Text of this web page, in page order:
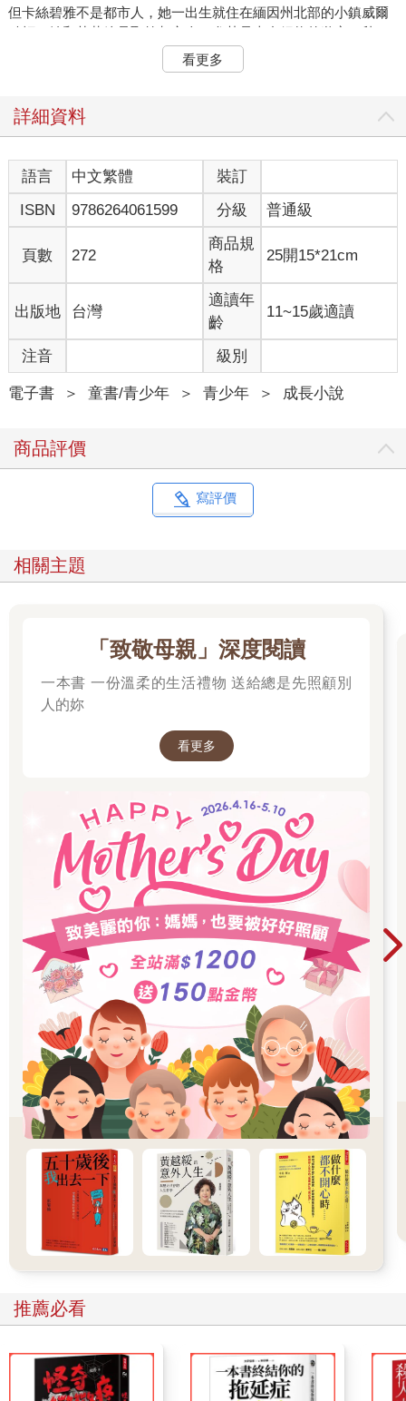
但卡絲碧雅不是都市人，她一出生就住在緬因州北部的小鎮威爾
默頓。她和艾莉總是取笑都市人，尤其是來自紐約的遊客。秋
天，樹葉一變色，這些遊客就像蝗蟲一樣湧到威爾默頓，說著這
樣的話：「喔，看！多有特色啊！」
「這個給你。」當她們最後一次坐在河邊時，艾莉說，一邊把一
避邪且帶來好運。」
手環看起來確實很怪，而且很乾燥，但卡絲碧雅答應無論如何都
會戴著手環。
爸爸正為了要去紐約的工地工作，而興奮得不得了。「我們要蓋
十層樓。想像一下！我可以從鷹架上看到牙買加灣。」
卡絲碧雅覺得這聽起來非常危險，但爸爸只要一想到這個，就笑
媽媽也很高興，「這個時間點太棒了，我終於可以開始寫我的食
自從卡絲碧雅開始上學之後，媽媽就一直想寫一本食譜。不過她
還是寧可不談這個話題，因為外婆已經夠常嘲笑這個想法了。六
年前，他們搬進媽媽父母的房子，因為那邊有足夠大的空間和一
可惜。
「我已經報名了十一個烹飪課！」媽媽邊說邊踩著行李箱，想要
把行李箱關上，「在威爾默頓，中國菜已經算是高級了。但你聽
聽，『峇里島的道地美食』，」她大聲唸出手機上的內容，
對，她就是沒有！如果換成是一趟冒險旅行，也許她還能忍受一
之類的。自從她第一次看到一部關於狐猴的紀錄片之後，她就一
說，一趟家庭度假冒險。可是現在他們要去哪裡？布魯克林！那
「布魯克林不是曼哈頓，卡絲碧雅。布魯克林更漂亮，而且安靜
多了。」在聽到爸爸整個夏天都要在布魯克林幫一個老同學的忙
的消息後，媽媽至少六次向她保證這一點。
安靜多了？爸爸租的Airbnb在一條人和車來來往往的街上。公寓
而這一切都要怪爸爸那個笨手笨腳的朋友，他讓幾塊磚頭砸到腳
上，現在才會需要爸爸到工地幫忙！對，整件事都倒楣透了，卡
絲碧雅邊想邊把艾莉給的奇怪手環塞進袖子下，再拖著行李箱往
「到了！」爸爸終於用房東太太寄給他的那把微微彎曲的鑰匙打
開公寓大門。「很漂亮，不是嗎？」卡絲碧雅和媽媽互看一眼。
花朵圖案的壁紙，繡花靠墊，甚至地毯也是花的圖案。整間公寓
看起來就像蘿麗莎奶奶的房子，她總是驕傲的跟別人說，她年輕
的時候是位嬉皮。雖然那已經是幾百年前的事了。
「租房子給我們的那位太太說，她媽媽過世後，她還沒有時間整
理房子。」爸爸在看到她們的表情後連忙解釋，「所以才看起來
有點老氣。」
「她死了？」卡絲碧雅驚訝的瞪著爸爸，「不是在這裡，對
吧？」
「我們能在這麼短的時間內找到住處已經很幸運了，卡絲碧
雅，」爸爸回答：「好吧，這有點像《歡樂滿人間》的場景，但
已經算不錯了。」
更像是《小木屋》的場景，只不過是在布魯克林。卡絲碧雅心
「廚房很棒，」媽媽說：「我們可以把這幾個抱枕收起來，想辦
法讓自己在這裡住得舒服一點。」
到了晚上，媽媽已經開始宣稱她喜歡這附近的雜貨店，爸爸則對
他看到的那些超酷建築讚不絕口，他說在紐約的建築工地工作比
在威爾默頓刺激得多，因為威爾默頓沒有超過兩層樓高的房子。
三個月。她得遠離熟悉的一切……
第一晚很糟，爸爸忘了該找有冷氣的公寓。她的房間熱到必須開
窗，但卡絲碧雅開了窗卻發現窗外的氣溫沒有室內涼爽，街上傳
來的吵鬧聲也讓她睡不著，最後她放棄了入睡的念頭。
房間裡只有一個地方可以連上網──窗臺上。她坐在那裡傳訊息給
看更多
詳細資料
語言 中文繁體
裝訂
ISBN
9786264061599 分級 普通級
頁數 272
商品規
格
25開15*21cm
出版地 台灣
適讀年
齡
11~15歲適讀
注音 級別
電子書 ＞ 童書/青少年 ＞ 青少年 ＞ 成長小說
商品評價
寫評價
相關主題
「致敬母親」深度閱讀
一本書 一份溫柔的生活禮物 送給總是先照顧別
人的妳
看更多
推薦必看